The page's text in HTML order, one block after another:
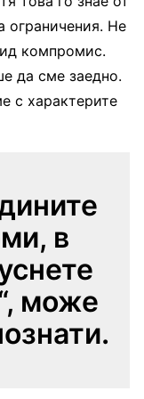
ограничения. Не
компромис.
да сме заедно.
с характерите
в
може